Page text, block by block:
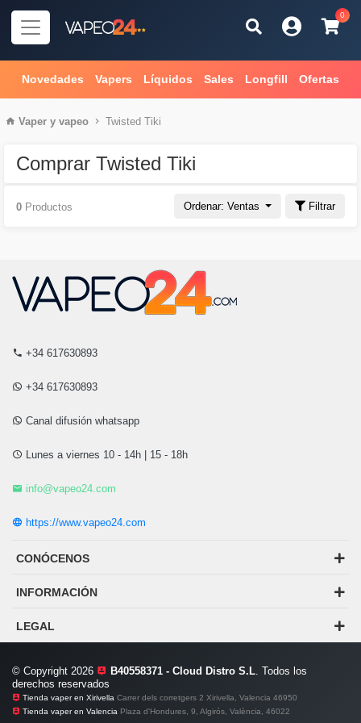
0
Novedades Vapers Líquidos Sales Longfill Ofertas
Vaper y vapeo Twisted Tiki
Comprar Twisted Tiki
Ordenar: Ventas Filtrar
0 Productos
+34 617630893
+34 617630893
Canal difusión whatsapp
Lunes a viernes 10 - 14h | 15 - 18h
info@vapeo24.com
https://www.vapeo24.com
CONÓCENOS
INFORMACIÓN
LEGAL
© Copyright 2026 B40558371 - Cloud Distro S.L. Todos los
derechos reservados
Tienda vaper en Xirivella Carrer dels corretgers 2 Xirivella, Valencia 46950
Tienda vaper en Valencia Plaza d'Hondures, 9, Algirós, València, 46022